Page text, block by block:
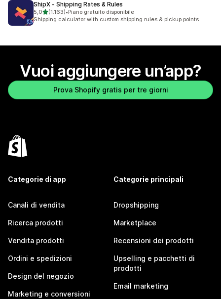
ShipX ‑ Shipping Rates & Rules
5,0stelle su 5
(1.163)
1163 recensioni totali
•Piano gratuito disponibile
Shipping calculator with custom shipping rules & pickup points
Vuoi aggiungere un’app?
Prova Shopify gratis per tre giorni
Categorie di app
Canali di vendita
Ricerca prodotti
Vendita prodotti
Ordini e spedizioni
Design del negozio
Marketing e conversioni
Categorie principali
Dropshipping
Marketplace
Recensioni dei prodotti
Upselling e pacchetti di
prodotti
Email marketing